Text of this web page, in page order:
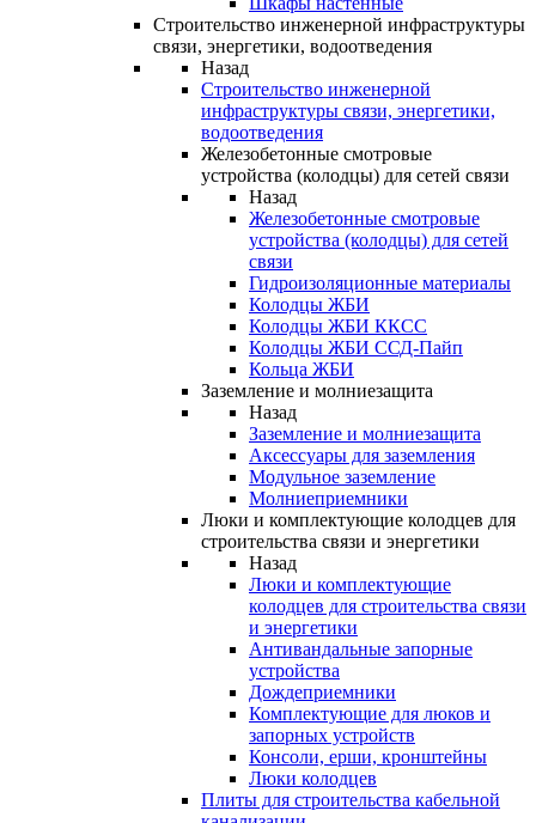
Строительство инженерной инфраструктуры
связи, энергетики, водоотведения
Назад
Строительство инженерной
инфраструктуры связи, энергетики,
водоотведения
Железобетонные смотровые
устройства (колодцы) для сетей связи
Назад
Железобетонные смотровые
устройства (колодцы) для сетей
связи
Гидроизоляционные материалы
Колодцы ЖБИ
Колодцы ЖБИ ККСС
Колодцы ЖБИ ССД-Пайп
Кольца ЖБИ
Заземление и молниезащита
Назад
Заземление и молниезащита
Аксессуары для заземления
Модульное заземление
Молниеприемники
Люки и комплектующие колодцев для
строительства связи и энергетики
Назад
Люки и комплектующие
колодцев для строительства связи
и энергетики
Антивандальные запорные
устройства
Дождеприемники
Комплектующие для люков и
запорных устройств
Консоли, ерши, кронштейны
Люки колодцев
Плиты для строительства кабельной